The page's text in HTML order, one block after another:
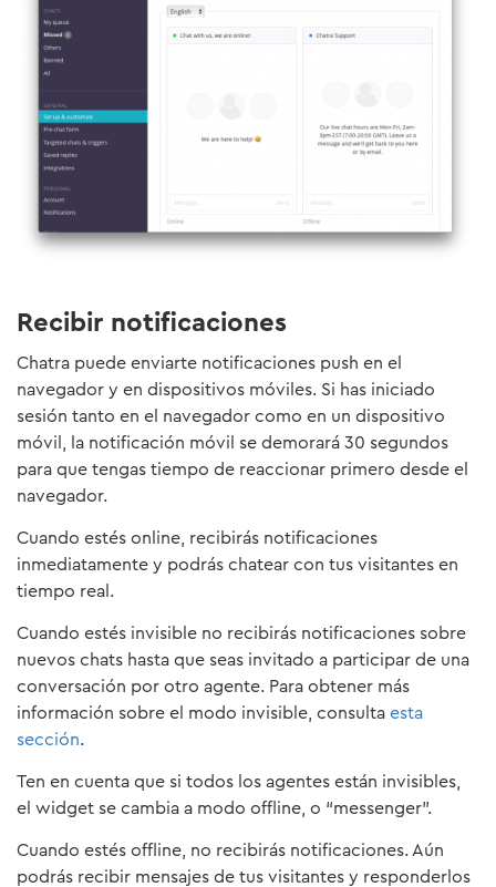
Recibir notificaciones
Chatra puede enviarte notificaciones push en el
navegador y en dispositivos móviles. Si has iniciado
sesión tanto en el navegador como en un dispositivo
móvil, la notificación móvil se demorará 30 segundos
para que tengas tiempo de reaccionar primero desde el
navegador.
Cuando estés online, recibirás notificaciones
inmediatamente y podrás chatear con tus visitantes en
tiempo real.
Cuando estés invisible no recibirás notificaciones sobre
nuevos chats hasta que seas invitado a participar de una
conversación por otro agente. Para obtener más
información sobre el modo invisible, consulta esta
sección.
Ten en cuenta que si todos los agentes están invisibles,
el widget se cambia a modo offline, o “messenger”.
Cuando estés offline, no recibirás notificaciones. Aún
podrás recibir mensajes de tus visitantes y responderlos